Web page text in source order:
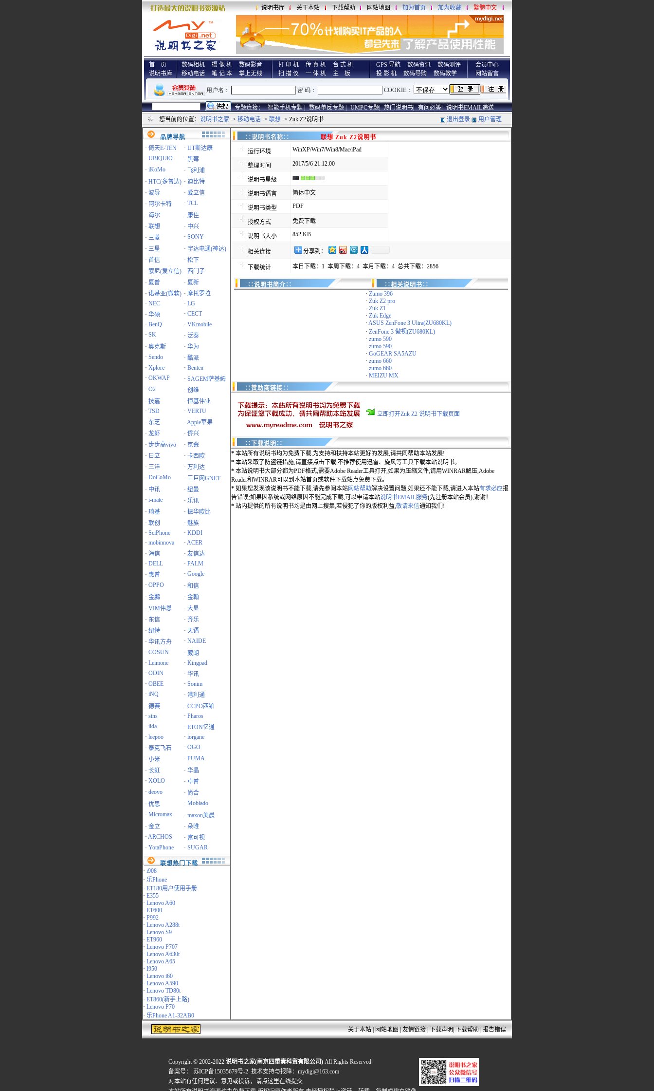
说明书库 关于本站 下载帮助 网站地图 加为首页 加为收藏 繁體中文
首 页
说明书库
数码相机 摄 像 机
数码影音
移动电话
笔 记 本 掌上无线
打 印 机 传 真 机
台 式 机
扫 描 仪
一 体 机 主 板
GPS 导航 数码资讯
数码测评
投 影 机
数码导购 数码教学
会员中心
网站留言
专题连接： 智能手机专题 | 数码单反专题 | UMPC专题| 热门说明书| 有问必答| 说明书EMAIL递送
您当前的位置： 说明书之家 -> 移动电话 -> 联想 -> Zuk Z2说明书 退出登录 用户管理
品牌导航
· 倚天E-TEN · UT斯达康
· UBiQUiO · 黑莓
· iKoMo ·
飞利浦
· HTC(多普达) · 迪比特
· 波导 · 爱立信
· 阿尔卡特 · TCL
· 海尔 · 康佳
· 联想 · 中兴
· 三菱 · SONY
· 三星 · 宇达电通(神达)
· 首信 · 松下
· 索尼(爱立信) · 西门子
· 夏普 · 夏新
· 诺基亚(微软) · 摩托罗拉
· NEC · LG
· 华硕 · CECT
· BenQ · VKmobile
· SK · 泛泰
· 奥克斯 · 华为
· Sendo · 酷派
· Xplore · Benten
· OKWAP · SAGEM萨基姆
· O2 · 创维
· 技嘉 · 恒基伟业
· TSD · VERTU
· 东芝 · Apple苹果
· 龙虾 · 侨兴
· 步步高vivo · 京瓷
· 日立 · 卡西欧
· 三洋 · 万利达
· DoCoMo · 三巨网GNET
· 中讯 · 纽曼
· i-mate · 乐讯
· 琦基 · 振华欧比
· 联创 · 魅族
· SciPhone · KDDI
· mobinnova · ACER
· 海信 · 友信达
· DELL · PALM
· 惠普 · Google
· OPPO · 和信
· 金鹏 · 金翰
· VIM伟恩 · 大显
· 东信 · 齐乐
· 纽特 · 天语
· 华讯方舟 · NAIDE
· COSUN · 葳朗
· Leimone · Kingpad
· ODIN · 华讯
· OBEE · Sonim
· iNQ · 港利通
· 德赛 · CCPO西铂
· sins · Pharos
· iida · ETON亿通
· leepoo · iorgane
· 泰克飞石 · OGO
· 小米 · PUMA
· 长虹 · 华晶
· XOLO · 卓普
· deovo · 尚合
· 优思 · Mobiado
· Micromax · maxon美晨
· 金立 · 朵唯
· ARCHOS · 富可视
· YotaPhone · SUGAR
联想热门下载
· i908
· 乐Phone
· ET180用户使用手册
· E355
· Lenovo A60
· ET600
· P992
· Lenovo A288t
· Lenovo S9
· ET960
· Lenovo P707
· Lenovo A630t
· Lenovo A65
· I950
· Lenovo i60
· Lenovo A590
· Lenovo TD80t
· ET860(新手上路)
· Lenovo P70
· 乐Phone A1-32AB0
∷说明书名称∷ 联想 Zuk Z2说明书
运行环境 WinXP/Win7/Win8/Mac/iPad
整理时间 2017/5/6 21:12:00
说明书星级
说明书语言 简体中文
说明书类型 PDF
授权方式 免费下载
说明书大小 852 KB
相关连接 分享到：
下载统计 本日下载：1 本周下载：4 本月下载：4 总共下载：2856
∷说明书简介∷
∷相关说明书∷
· Zumo 396
· Zuk Z2 pro
· Zuk Z1
· Zuk Edge
· ASUS ZenFone 3 Ultra(ZU680KL)
· ZenFone 3 傲视(ZU680KL)
· zumo 590
· zumo 590
· GoGEAR SA5AZU
· zumo 660
· zumo 660
· MEIZU MX
∷赞助商链接∷
立即打开Zuk Z2 说明书下载页面
∷下载说明∷
* 本站所有说明书均为免费下载,为支持和扶持本站更好的发展,请共同帮助本站发展!
* 本站采取了防盗链措施,请直接点击下载,不推荐使用迅雷、旋风等工具下载本站说明书。
* 本站说明书大部分都为PDF格式,需要Adobe Reader工具打开,如果为压缩文件,请用WINRAR解压,Adobe
Reader和WINRAR可以到本站首页或软件下载站点免费下载。
* 如果您发现该说明书不能下载,请先参阅本站网站帮助解决设置问题,如果还不能下载,请进入本站有求必应报
告错误;如果因系统或网络原因不能完成下载,可以申请本站说明书EMAIL服务(先注册本站会员),谢谢！
* 站内提供的所有说明书均是由网上搜集,若侵犯了你的版权利益,敬请来信通知我们!
关于本站|网站地图|友情链接|下载声明|下载帮助|报告错误
Copyright © 2002-2022 说明书之家(南京四重奏科贸有限公司) All Rights Reserved
备案号：
苏ICP备15035679号-2 技术支持与报障：mydigi@163.com
对本站有任何建议、意见或投诉， 请点这里在线提交